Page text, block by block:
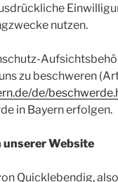
nutzen.
zu beschweren
de/
in Bayern erfolgen.
unserer Website
Quicklebendig,